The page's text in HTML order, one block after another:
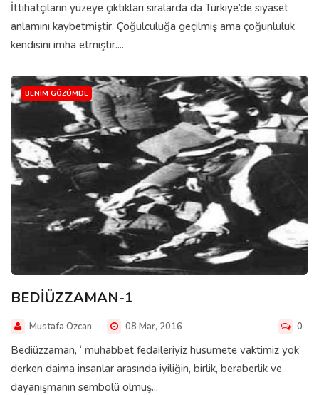
İttihatçıların yüzeye çıktıkları sıralarda da Türkiye’de siyaset
anlamını kaybetmiştir. Çoğulculuğa geçilmiş ama çoğunluluk
kendisini imha etmiştir....
BENIM GÖZÜMDE
BEDİÜZZAMAN-1
Mustafa Ozcan 08 Mar, 2016 0
Bediüzzaman, ‘ muhabbet fedaileriyiz husumete vaktimiz yok’
derken daima insanlar arasında iyiliğin, birlik, beraberlik ve
dayanışmanın sembolü olmuş...